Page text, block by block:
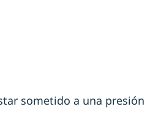
sometido a una presión